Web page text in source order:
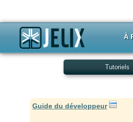
À
Tutoriels
Guide du développeur